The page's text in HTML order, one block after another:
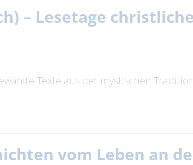
– Lesetage
Texte aus der mystischen
vom Leben an